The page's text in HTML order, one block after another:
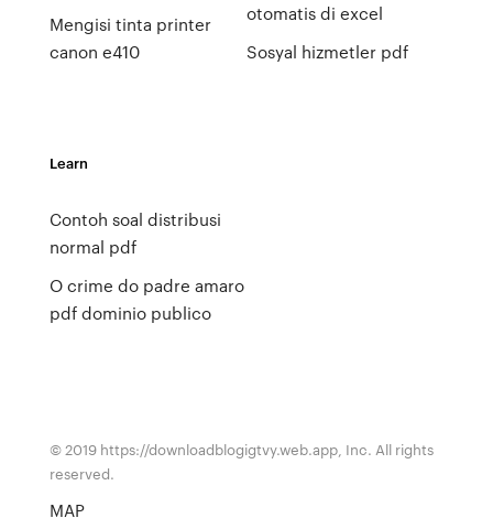
Mengisi tinta printer
canon e410
otomatis di excel
Sosyal hizmetler pdf
Learn
Contoh soal distribusi
normal pdf
O crime do padre amaro
pdf dominio publico
© 2019 https://downloadblogigtvy.web.app, Inc. All rights
reserved.
MAP